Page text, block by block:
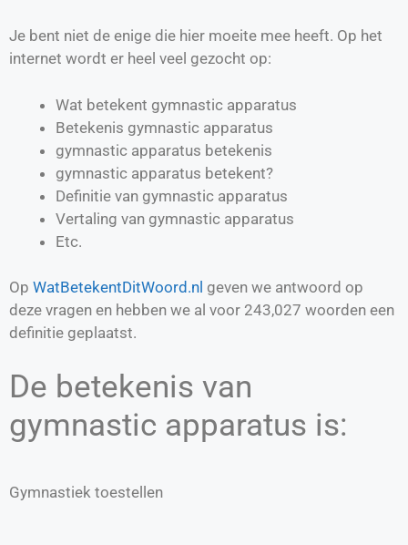
Je bent niet de enige die hier moeite mee heeft. Op het
internet wordt er heel veel gezocht op:
Wat betekent gymnastic apparatus
Betekenis gymnastic apparatus
gymnastic apparatus betekenis
gymnastic apparatus betekent?
Definitie van gymnastic apparatus
Vertaling van gymnastic apparatus
Etc.
Op WatBetekentDitWoord.nl geven we antwoord op
deze vragen en hebben we al voor 243,027 woorden een
definitie geplaatst.
De betekenis van
gymnastic apparatus is:
Gymnastiek toestellen